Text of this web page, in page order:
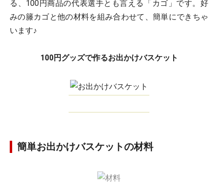
る、100円商品の代表選手とも言える「カゴ」です。好
みの籐カゴと他の材料を組み合わせて、簡単にできちゃ
います♪
100円グッズで作るお出かけバスケット
簡単お出かけバスケットの材料